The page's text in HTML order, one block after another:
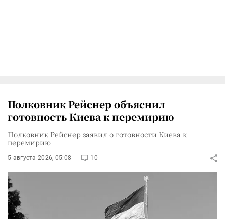
Полковник Рейснер объяснил
готовность Киева к перемирию
Полковник Рейснер заявил о готовности Киева к
перемирию
5 августа 2026, 05:08 10